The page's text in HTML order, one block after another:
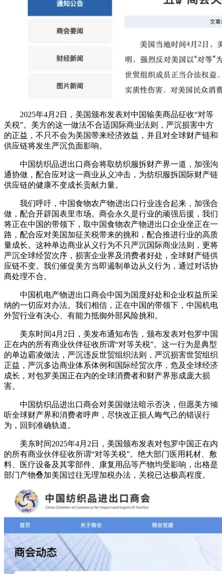
2025年4月2日，美国颁布发表对中国输美商品征收“对等
关税”。美方的这一做法不合适国际商业法则，严沉损害中方
的正益，不只不会为美国带来经济效益，并且对全球财产链和
供应链将发生严沉负面影响。
中国纺织品进出口商会将取纺织服拆财产界一道，加强沟
通协做，配合应对这一商业从义冲击，为纺织服拆国际财产链
供应链的健康不变成长贡献力量。
我们呼吁，中国食物农产物进出口行业连合起来，加强合
做，配合开辟国表里市场。商会永久是行业的顽强后援，我们
将正在中国的带领下，取中国食物农产物进出口企业坐正在一
路，配合应对美国加征关税带来的挑和，配合推进行业的高质
量成长。这种单边商业从义行为不只严沉国际商业法则，更将
严沉全球经贸次序，损害企业界及消费者好处，全球财产链供
应链不变。我们催促美方当即遏制单边从义行为，通过对话协
商处理不合。
中国机电产物进出口商会中国为国度好处和企业权益所采
纳的一切应对办法。我们相信，正在中国的带领下，中国机电
外贸行业有决心、有能力抵御外部风险挑和。
美东时间4月2日，美发布通知布告，颁布发表对包罗中国
正在内的所有商业伙伴征收所谓“对等关税”。这一行为是典型
的单边霸凌做法，严沉违反世贸组织法则，严沉损害世贸组织
正益，严沉多边商业体系体例和国际经贸次序，危及全球经济
成长，对包罗美国正在内的全球消费者和财产界形成庞大损
害。
中国纺织品进出口商会对美国做法暗示否决，但愿美方倾
听全球财产界和消费者呼声，尽快改正损人晦气己的错误行
为，回到准确轨道。
美东时间2025年4月2日，美国颁布发表对包罗中国正在内
的所有商业伙伴征收所谓“对等关税”。绝大部门医用耗材、敷
料、医疗设备及其零部件、康复用品等产物均受影响，出格是
部门产物叠加美国过往无理加税办法，关税已达极高程度。